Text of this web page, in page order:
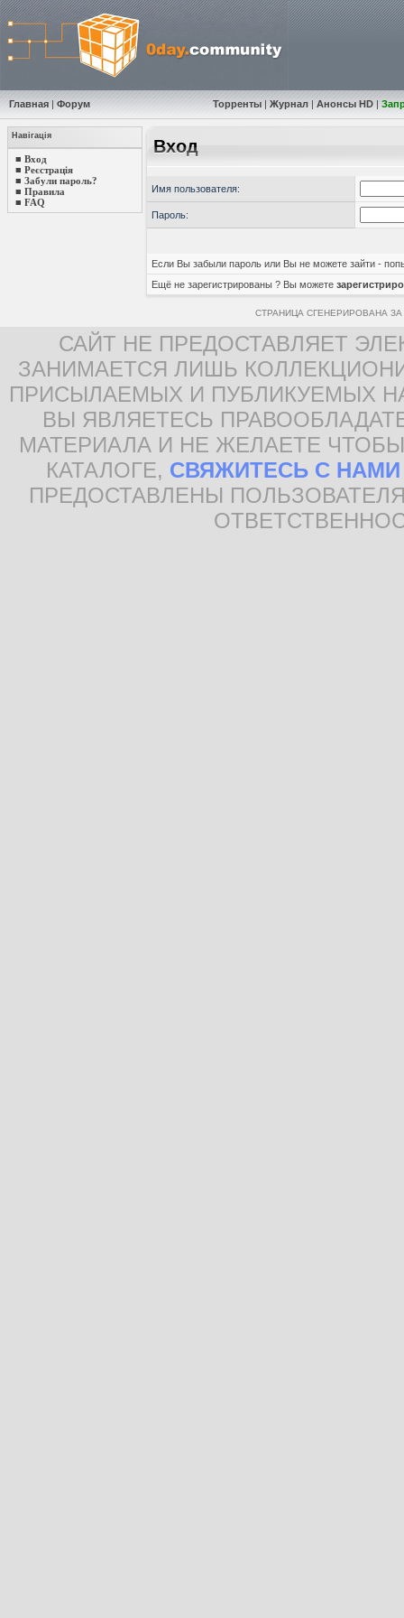
Главная | Форум Торренты |Журнал |Анонсы HD |
Навігація
■ Вход
■ Реєстрація
■ Забули пароль?
■ Правила
■ FAQ
Вход
Имя пользователя:
Пароль:
Если Вы забыли пароль или Вы не можете зайти -
Ещё не зарегистрированы ? Вы можете
СТРАНИЦА СГЕНЕРИРОВАНА
САЙТ НЕ ПРЕДОСТАВЛЯЕТ
ЗАНИМАЕТСЯ ЛИШЬ
ПРИСЫЛАЕМЫХ И ПУБЛИКУЕМЫХ
ВЫ ЯВЛЯЕТЕСЬ
МАТЕРИАЛА И НЕ ЖЕЛАЕТЕ
КАТАЛОГЕ, СВЯЖИТЕСЬ С НАМИ
ПРЕДОСТАВЛЕНЫ